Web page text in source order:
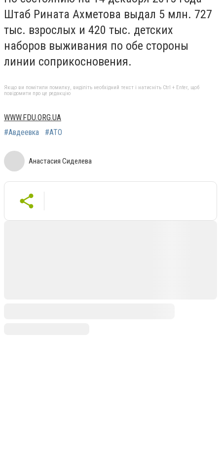
Штаб Рината Ахметова выдал 5 млн. 727
тыс. взрослых и 420 тыс. детских
наборов выживания по обе стороны
линии соприкосновения.
Якщо ви помітили помилку, виділіть необхідний текст і натисніть Ctrl + Enter, щоб
повідомити про це редакцію
WWW.FDU.ORG.UA
#Авдеевка
#АТО
Анастасия Сиделева